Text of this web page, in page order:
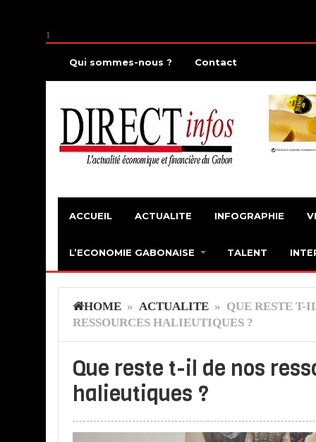
1
Qui sommes-nous ? Contact
ACCUEIL ACTUALITE INFOGRAPHIE
L’ECONOMIE GABONAISE TALENT
HOME » ACTUALITE » QUE RESTE T-
RESSOURCES HALIEUTIQUES ?
Que reste t-il de nos
halieutiques ?